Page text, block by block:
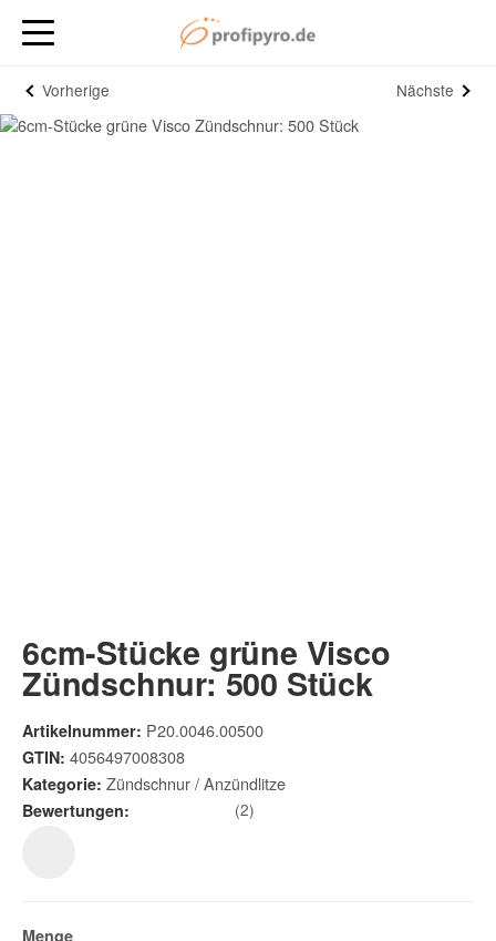
Vorherige Nächste
6cm-Stücke grüne Visco
Zündschnur: 500 Stück
Artikelnummer: P20.0046.00500
GTIN: 4056497008308
Kategorie: Zündschnur / Anzündlitze
Bewertungen: (2)
Menge